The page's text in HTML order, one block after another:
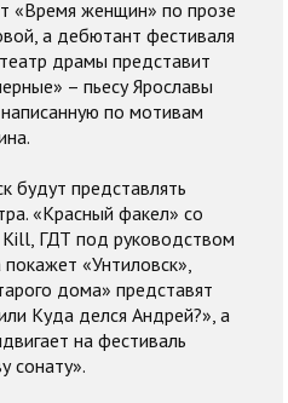
«Время женщин» по прозе
а дебютант фестиваля
драмы представит
– пьесу Ярославы
по мотивам
будут представлять
«Красный факел» со
Kill, ГДТ под руководством
«Унтиловск»,
дома» представят
Куда делся Андрей?», а
на фестиваль
сонату».